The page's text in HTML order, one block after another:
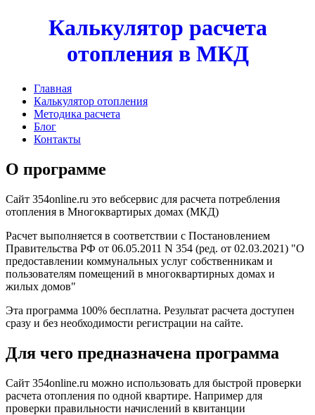
Калькулятор расчета
отопления в МКД
Главная
Калькулятор отопления
Методика расчета
Блог
Контакты
О программе
Сайт 354online.ru это вебсервис для расчета потребления
отопления в Многоквартирых домах (МКД)
Расчет выполняется в соответствии с Постановлением
Правительства РФ от 06.05.2011 N 354 (ред. от 02.03.2021) "О
предоставлении коммунальных услуг собственникам и
пользователям помещений в многоквартирных домах и
жилых домов"
Эта программа 100% бесплатна. Результат расчета доступен
сразу и без необходимости регистрации на сайте.
Для чего предназначена программа
Сайт 354online.ru можно использовать для быстрой проверки
расчета отопления по одной квартире. Например для
проверки правильности начислений в квитанции